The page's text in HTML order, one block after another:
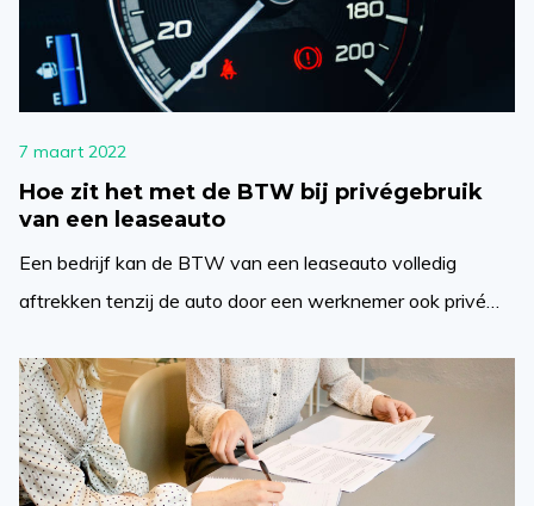
7 maart 2022
Hoe zit het met de BTW bij privégebruik
van een leaseauto
Een bedrijf kan de BTW van een leaseauto volledig
aftrekken tenzij de auto door een werknemer ook privé
gebruikt moet er berekening plaatsvinden en over een
bepaald bedrag BTW worden afgedragen. Wil je weten
welke spelregels hieraan verbonden zijn en hoe je dit
bedrag berekend? Lees dan […]